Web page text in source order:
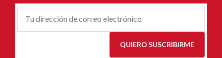
Correu-
QUIERO SUSCRIBIRME